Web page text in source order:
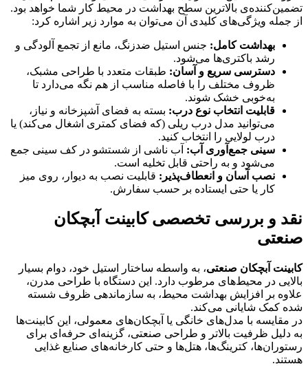
تضمین‌کننده‌ی بالاترین سطح بهداشت در محیط کار شما خواهد بود.
از جمله ویژگی‌های کلیدی آن می‌توان به موارد زیر اشاره کرد:
بهداشت کامل: جنس استیل ضدزنگ، مانع از تجمع آلودگی و
رشد باکتری‌ها می‌شود.
دسترسی سریع و آسان: طبقات متعدد با طراحی مشبک،
ظروف مختلف را با فاصله مناسب از هم نگه می‌دارد تا
به‌خوبی خشک شوند.
قابلیت انتخاب نوع درب: بسته به فضای آشپزخانه و نیاز،
می‌توانید مدل درب ریلی (که فضای کمتری اشغال می‌کند) یا
درب لولایی را انتخاب کنید.
سینی جمع‌آوری آب: آب ناشی از شستشو در کف سینی جمع
می‌شود و به راحتی قابل تخلیه است.
نصب آسان و انعطاف‌پذیر : قابلیت نصب به دیوار، روی میز
کار یا حتی ایستاده بر حسب سفارش.
نقد و بررسی تخصصی کابینت آبچکان
صنعتی
کابینت آبچکان صنعتی، به واسطه ساختار استیل خود، دوام بسیار
بالایی در محیط‌های مرطوب دارد. این دستگاه با طراحی مدرن،
علاوه بر افزایش بهداشت محیط، به سازماندهی ظروف شسته
شده کمک شایانی می‌کند.
در مقایسه با مدل‌های خانگی یا آبچکان‌های معمولی، این کابینت‌ها
به دلیل ظرفیت بالاتر و طراحی صنعتی، گزینه‌ای حرفه‌ای برای
رستوران‌ها، کترینگ‌ها، هتل‌ها و حتی کارخانه‌های صنایع غذایی
هستند.